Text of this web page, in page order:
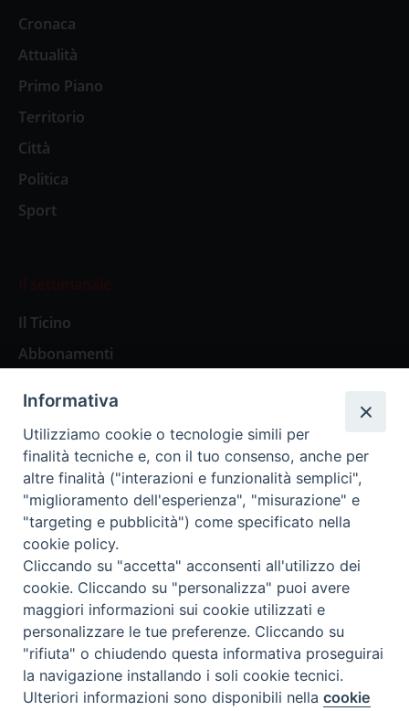
Cronaca
Attualità
Primo Piano
Territorio
Città
Politica
Sport
Il settimanale
Il Ticino
Abbonamenti
Social
L’editoriale
Redazione
Storia
Preferenze Cookie
Informativa
Utilizziamo cookie o tecnologie simili per
finalità tecniche e, con il tuo consenso, anche per
altre finalità ("interazioni e funzionalità semplici",
"miglioramento dell'esperienza", "misurazione" e
"targeting e pubblicità") come specificato nella
cookie policy.
Cliccando su "accetta" acconsenti all'utilizzo dei
cookie. Cliccando su "personalizza" puoi avere
maggiori informazioni sui cookie utilizzati e
personalizzare le tue preferenze. Cliccando su
"rifiuta" o chiudendo questa informativa proseguirai
la navigazione installando i soli cookie tecnici.
Ulteriori informazioni sono disponibili nellacookie